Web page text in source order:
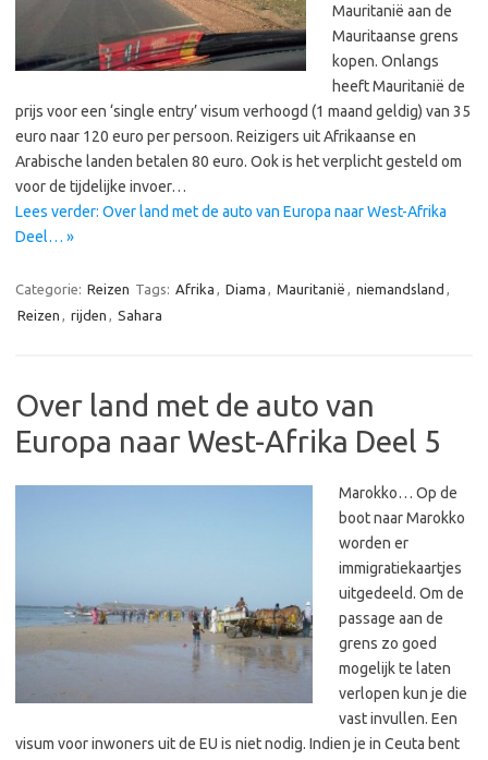
Mauritanië aan de
Mauritaanse grens
kopen. Onlangs
heeft Mauritanië de
prijs voor een ‘single entry’ visum verhoogd (1 maand geldig) van 35
euro naar 120 euro per persoon. Reizigers uit Afrikaanse en
Arabische landen betalen 80 euro. Ook is het verplicht gesteld om
voor de tijdelijke invoer…
Lees verder: Over land met de auto van Europa naar West-Afrika
Deel… »
Categorie: Reizen Tags: Afrika Diama Mauritanië niemandsland
Reizen
rijden Sahara
Over land met de auto van
Europa naar West-Afrika Deel 5
Marokko… Op de
boot naar Marokko
worden er
immigratiekaartjes
uitgedeeld. Om de
passage aan de
grens zo goed
mogelijk te laten
verlopen kun je die
vast invullen. Een
visum voor inwoners uit de EU is niet nodig. Indien je in Ceuta bent